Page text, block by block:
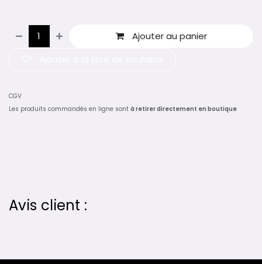
Ajouter au panier
CGV
Les produits commandés en ligne sont à retirer directement en boutique
Avis client :